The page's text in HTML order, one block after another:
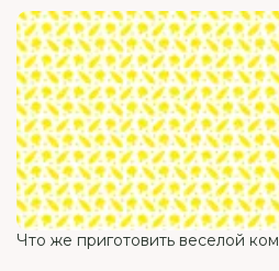
Что же приготовить веселой